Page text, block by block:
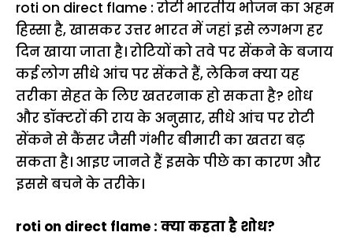
roti on direct flame : रोटी भारतीय भोजन का अहम
हिस्सा है, खासकर उत्तर भारत में जहां इसे लगभग हर
दिन खाया जाता है। रोटियों को तवे पर सेंकने के बजाय
कई लोग सीधे आंच पर सेंकते हैं, लेकिन क्या यह
तरीका सेहत के लिए खतरनाक हो सकता है? शोध
और डॉक्टरों की राय के अनुसार, सीधे आंच पर रोटी
सेंकने से कैंसर जैसी गंभीर बीमारी का खतरा बढ़
सकता है। आइए जानते हैं इसके पीछे का कारण और
इससे बचने के तरीके।
roti on direct flame : क्या कहता है शोध?